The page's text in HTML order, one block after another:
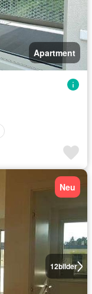
Apartment
12bilder
Neu